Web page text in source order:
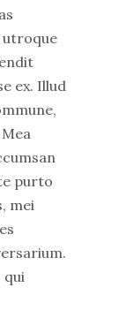
utroque
ex. Illud
purto
mei
qui